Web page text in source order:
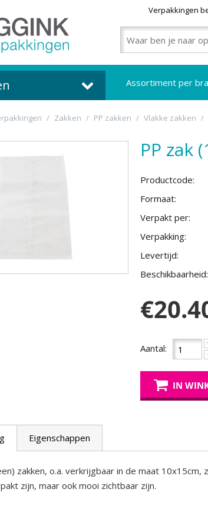
Verpakkingen
Assortiment per
/ Zakken / PP zakken / Vlakke zakken /
PP zak
Productcode:
Formaat:
Verpakt per:
Verpakking:
Levertijd:
Beschikbaarheid:
€
Aantal:
IN
Eigenschappen
zakken, o.a. verkrijgbaar in de maat
zijn, maar ook mooi zichtbaar zijn.